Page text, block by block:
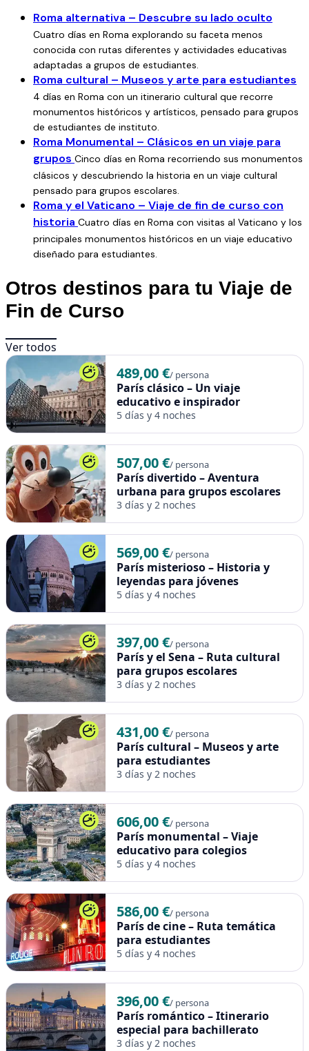
libre.
El alojamiento será en elHotel Osimar, un hotel de gran
calidad que ha demostrado ser una excelente opción para
grupos escolares. Situado en una zona tranquila y bien
conectada, ofrece habitaciones cómodas y un servicio
amable, ideal para que los estudiantes y profesores
descansen tras cada jornada intensa. Este paquete tiene
régimen desólo desayunopero podéis consultar
disponibilidad y precios para otros tipos de regímenes.
Las salidas se organizan desde
adaptar la salida a otras ciudades si el grupo lo necesita.
Trabajamos con los dos aeropuertos principales de Roma,
Fiumicino(Leonardo da Vinci) y Ciampino , para
garantizar vuelos con horarios convenientes que permitan
aprovechar al máximo el tiempo en destino.
para adaptar el itinerario y el presupuesto según vuestros
requerimientos específicos.
para confirmar itinerario, fechas y número final de alumnos.
Os proporcionaremos acceso a vuestra zona online de
cliente para gestionar la reserva de manera sencilla. ¡Nos
encargamos de todo para que vuestro viaje sea una
experiencia inolvidable!
Este paquete es 100% personalizable para ajustarse a los
intereses, fechas y necesidades de cada grupo escolar. Los
precios no son válidos en festivos locales ni puentes.
Roma alternativa – Descubre su lado oculto
Cuatro días en Roma explorando su faceta menos
conocida con rutas diferentes y actividades educativas
adaptadas a grupos de estudiantes.
Roma cultural – Museos y arte para estudiantes
4 días en Roma con un itinerario cultural que recorre
monumentos históricos y artísticos, pensado para grupos
de estudiantes de instituto.
Roma Monumental – Clásicos en un viaje para
grupos Cinco días en Roma recorriendo sus monumentos
clásicos y descubriendo la historia en un viaje cultural
pensado para grupos escolares.
Roma y el Vaticano – Viaje de fin de curso con
historia Cuatro días en Roma con visitas al Vaticano y los
principales monumentos históricos en un viaje educativo
diseñado para estudiantes.
Otros destinos para tu Viaje de
Fin de Curso
Ver todos
489,00 €/ persona
París clásico – Un viaje
educativo e inspirador
5 días y 4 noches
507,00 €/ persona
París divertido – Aventura
urbana para grupos escolares
3 días y 2 noches
569,00 €/ persona
París misterioso – Historia y
leyendas para jóvenes
5 días y 4 noches
397,00 €/ persona
París y el Sena – Ruta cultural
para grupos escolares
3 días y 2 noches
431,00 €/ persona
París cultural – Museos y arte
para estudiantes
3 días y 2 noches
606,00 €/ persona
París monumental – Viaje
educativo para colegios
5 días y 4 noches
586,00 €/ persona
París de cine – Ruta temática
para estudiantes
5 días y 4 noches
396,00 €/ persona
París romántico – Itinerario
especial para bachillerato
3 días y 2 noches